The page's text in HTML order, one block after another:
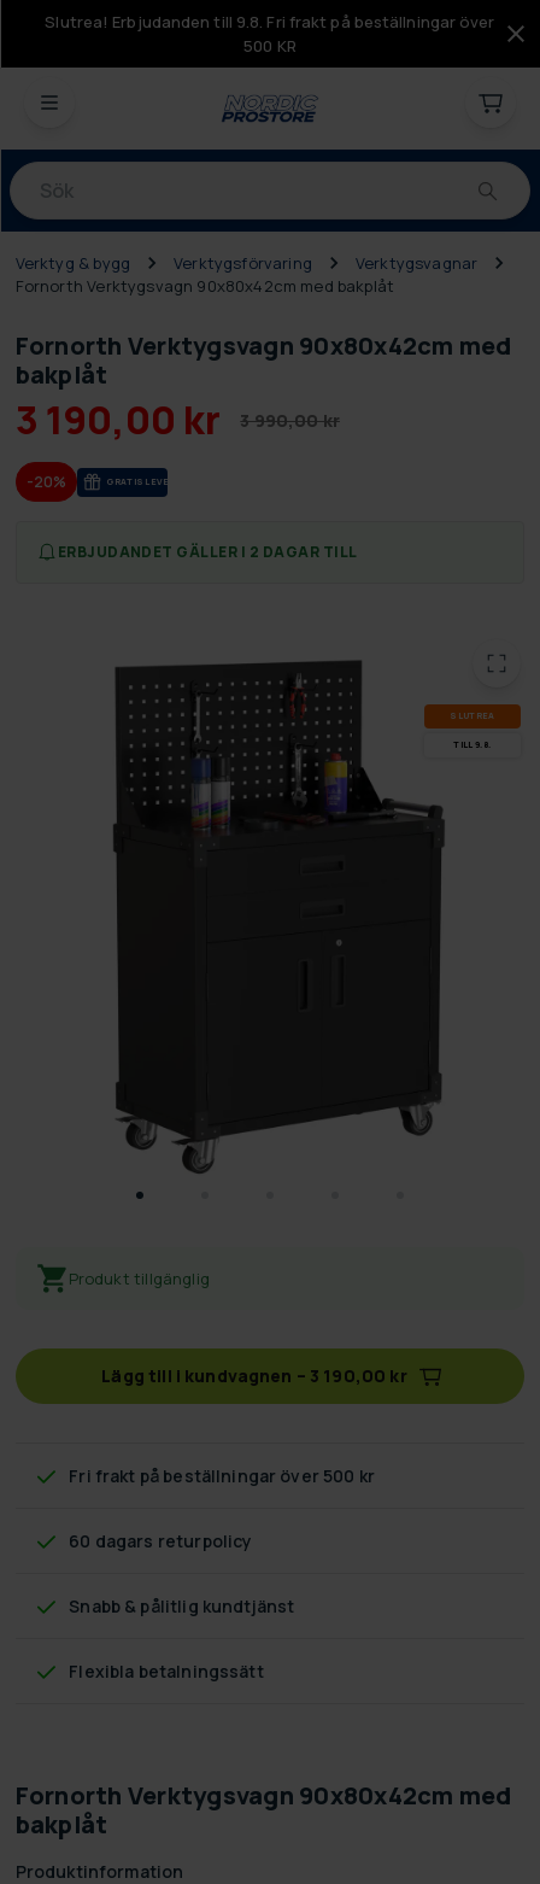
Slutrea! Erbjudanden till 9.8. Fri frakt på beställningar över
500 KR
Produkter
Verktyg & bygg Verktygsförvaring
Verktygsvagnar
Fornorth Verktygsvagn 90x80x42cm med bakplåt
Fornorth Verktygsvagn 90x80x42cm med
bakplåt
3 190,00 kr 3 990,00 kr
-20% GRA­TIS LE­VE­RANS
ERBJUDANDET GÄLLER I 2 DAGAR TILL
SLUT­REA
TILL 9.8.
Produkt tillgänglig
Lägg till i kundvagnen – 3 190,00 kr
Fri frakt på beställningar över 500 kr
60 dagars returpolicy
Snabb & pålitlig kundtjänst
Flexibla betalningssätt
Fornorth Verktygsvagn 90x80x42cm med
bakplåt
Produktinformation